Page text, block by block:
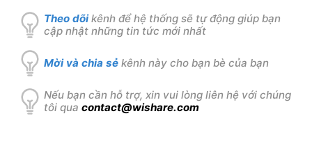
Theo dõi kênh để hệ thống sẽ tự động giúp bạn
cập nhật những tin tức mới nhất
Mời và chia sẻ kênh này cho bạn bè của bạn
Nếu bạn cần hỗ trợ, xin vui lòng liên hệ với chúng
tôi qua contact@wishare.com